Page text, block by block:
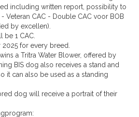
including written report, possibility to
Veteran CAC - Double CAC voor BOB
by excellen).
be 1 CAC.
for every breed.
a Tritra Water Blower, offered by
BIS dog also receives a stand and
it can also be used as a standing
dog will receive a portrait of their